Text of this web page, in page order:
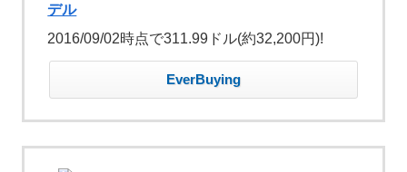
デル
2016/09/02時点で311.99ドル(約32,200円)!
EverBuying